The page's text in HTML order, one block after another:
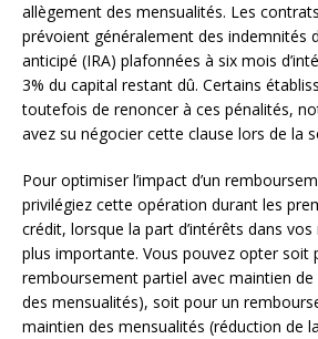
allègement des mensualités. Les
prévoient généralement des indemnités
anticipé (IRA) plafonnées à six mois
3% du capital restant dû. Certains
toutefois de renoncer à ces pénalités,
avez su négocier cette clause lors de la
Pour optimiser l’impact d’un
privilégiez cette opération durant les
crédit, lorsque la part d’intérêts dans
plus importante. Vous pouvez opter soit
remboursement partiel avec maintien de
des mensualités), soit pour un
maintien des mensualités (réduction de